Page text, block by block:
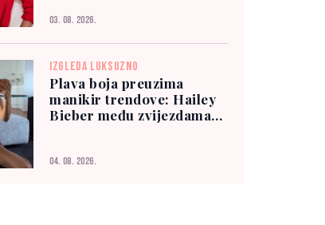
03. 08. 2026.
IZGLEDA LUKSUZNO
Plava boja preuzima
manikir trendove: Hailey
Bieber među zvijezdama
04. 08. 2026.